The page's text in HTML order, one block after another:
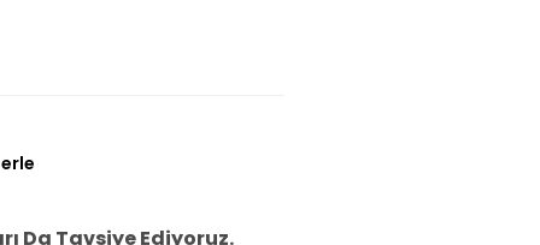
Da Tavsiye Ediyoruz.